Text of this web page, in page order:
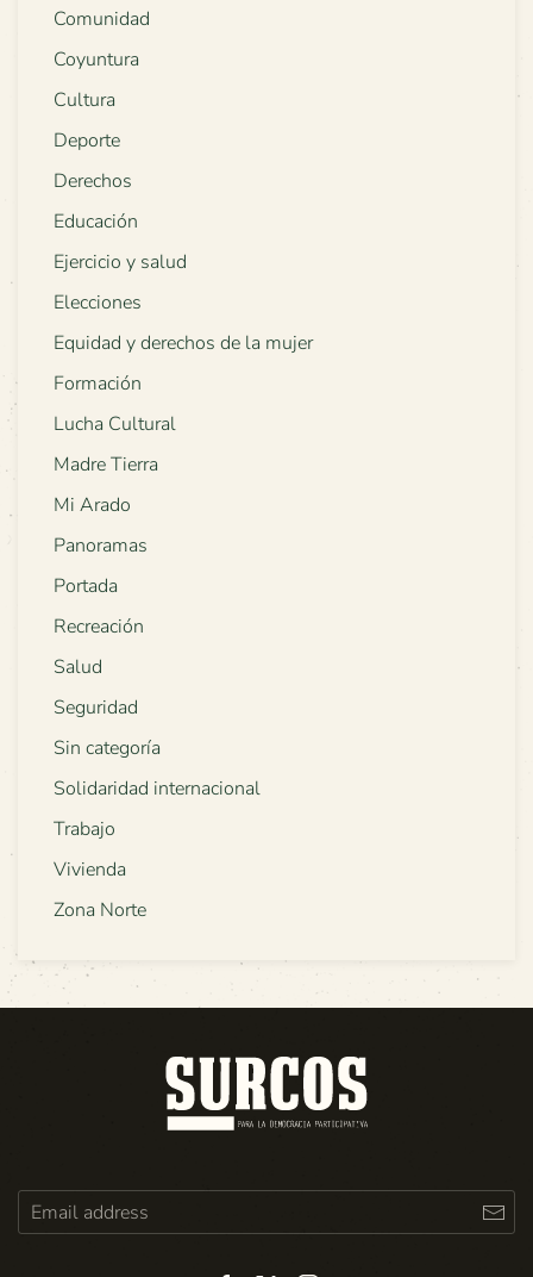
Comunidad
Coyuntura
Cultura
Deporte
Derechos
Educación
Ejercicio y salud
Elecciones
Equidad y derechos de la mujer
Formación
Lucha Cultural
Madre Tierra
Mi Arado
Panoramas
Portada
Recreación
Salud
Seguridad
Sin categoría
Solidaridad internacional
Trabajo
Vivienda
Zona Norte